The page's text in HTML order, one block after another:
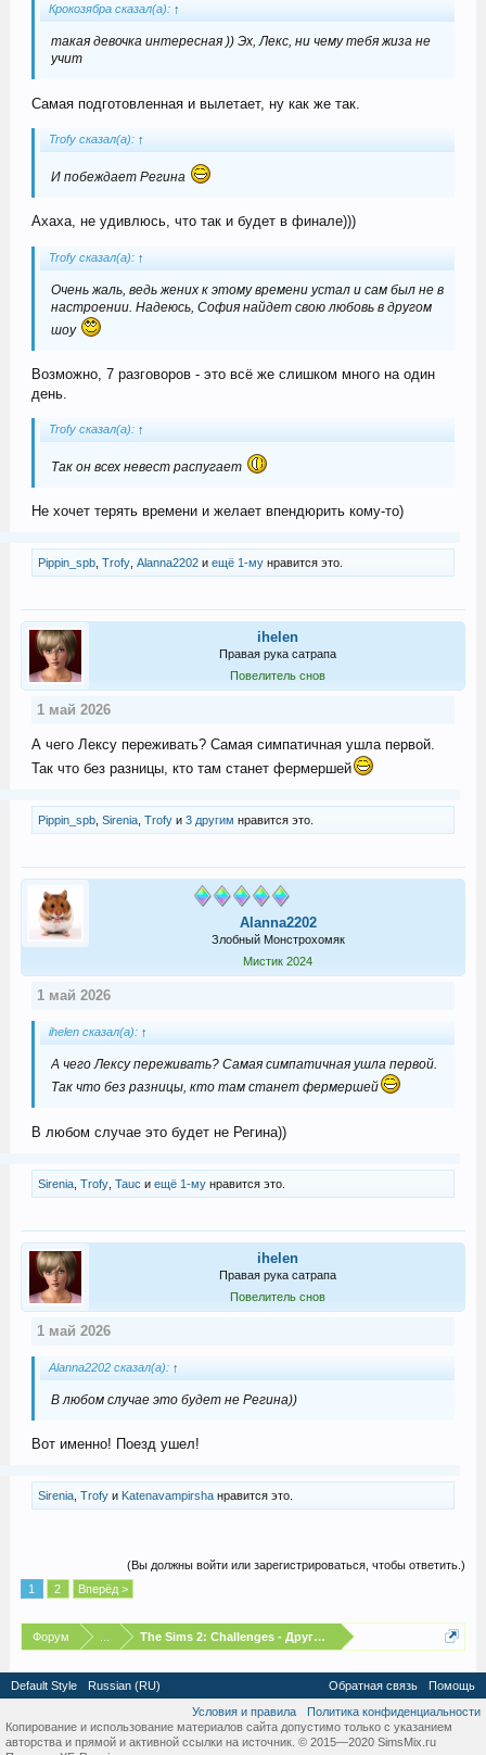
Крокозябра сказал(а): ↑
такая девочка интересная )) Эх, Лекс, ни чему тебя жиза не
учит
Самая подготовленная и вылетает, ну как же так.
Trofy сказал(а): ↑
И побеждает Регина
Ахаха, не удивлюсь, что так и будет в финале)))
Trofy сказал(а): ↑
Очень жаль, ведь жених к этому времени устал и сам был не в
настроении. Надеюсь, София найдет свою любовь в другом
шоу
Возможно, 7 разговоров - это всё же слишком много на один
день.
Trofy сказал(а): ↑
Так он всех невест распугает
Не хочет терять времени и желает впендюрить кому-то)
Pippin_spb, Trofy, Alanna2202и ещё 1-мунравится это.
ihelen
Правая рука сатрапа
Повелитель снов
1 май 2026
А чего Лексу переживать? Самая симпатичная ушла первой.
Так что без разницы, кто там станет фермершей
Pippin_spb, Sirenia, Trofyи 3 другим нравится это.
Alanna2202
Злобный Монстрохомяк
Мистик 2024
1 май 2026
ihelen сказал(а): ↑
А чего Лексу переживать? Самая симпатичная ушла первой.
Так что без разницы, кто там станет фермершей
В любом случае это будет не Регина))
Sirenia, Trofy, Tauc и ещё 1-мунравится это.
ihelen
Правая рука сатрапа
Повелитель снов
1 май 2026
Alanna2202 сказал(а): ↑
В любом случае это будет не Регина))
Вот именно! Поезд ушел!
Sirenia, Trofyи Katenavampirshaнравится это.
(Вы должны войти или зарегистрироваться, чтобы ответить.)
1
2 Вперёд >
Форум The Sims 2: Challenges - Другие испытания
Default Style Russian (RU) Обратная связь
Помощь
Условия и правила
Политика конфиденциальности
Копирование и использование материалов сайта допустимо только с указанием
авторства и прямой и активной ссылки на источник. © 2015—2020 SimsMix.ru